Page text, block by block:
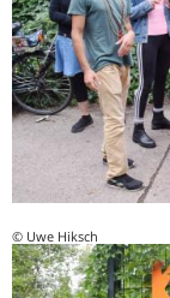
© Uwe Hiksch